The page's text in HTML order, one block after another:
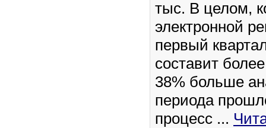
тыс. В целом,
электронной
первый
составит
38% больше
периода
процесс ...